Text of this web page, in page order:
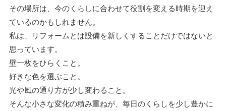
その場所は、今のくらしに合わせて役割を変える時期を迎え
ているのかもしれません。
私は、リフォームとは設備を新しくすることだけではないと
思っています。
壁一枚をひらくこと。
好きな色を選ぶこと。
光や風の通り方が少し変わること。
そんな小さな変化の積み重ねが、毎日のくらしを少し豊かに